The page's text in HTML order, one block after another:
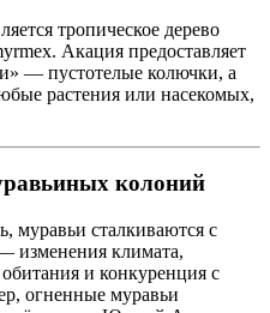
тропическое дерево
Акация предоставляет
— пустотелые колючки, а
растения или насекомых,
колоний
муравьи сталкиваются с
изменения климата,
и конкуренция с
огненные муравьи